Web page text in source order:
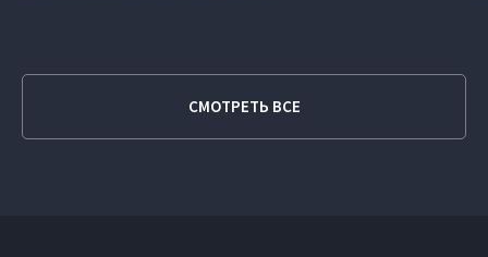
СМОТРЕТЬ ВСЕ